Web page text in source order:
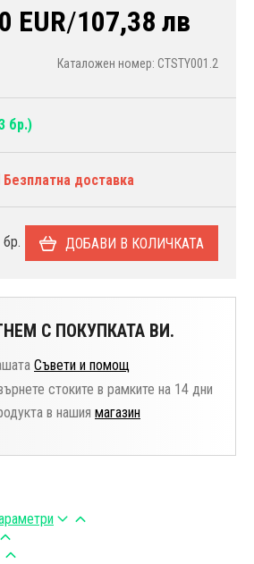
EUR/107,38 лв
Каталожен номер: CTSTY001.2
бр.)
Безплатна доставка
бр. ДОБАВИ В КОЛИЧКАТА
С ПОКУПКАТА ВИ.
Съвети и помощ
стоките в рамките на 14 дни
в нашия магазин